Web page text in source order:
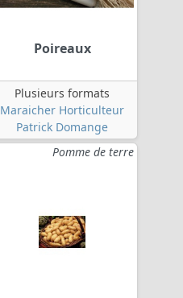
Poireaux
Plusieurs formats
Maraicher Horticulteur
Patrick Domange
Pomme de terre